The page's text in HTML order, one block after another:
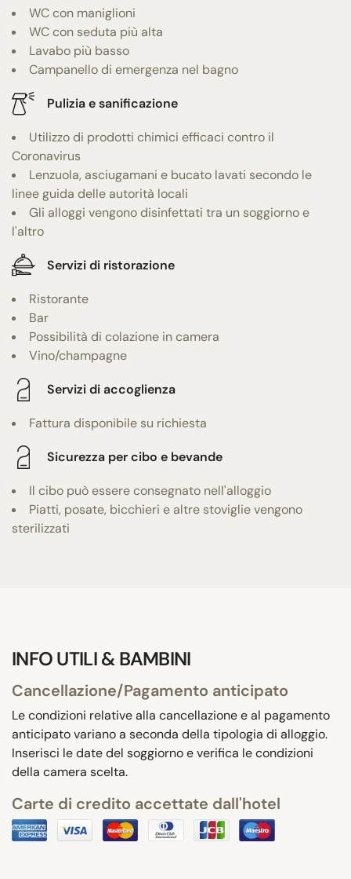
WC con maniglioni
WC con seduta più alta
Lavabo più basso
Campanello di emergenza nel bagno
Pulizia e sanificazione
Utilizzo di prodotti chimici efficaci contro il
Coronavirus
Lenzuola, asciugamani e bucato lavati secondo le
linee guida delle autorità locali
Gli alloggi vengono disinfettati tra un soggiorno e
l'altro
Servizi di ristorazione
Ristorante
Bar
Possibilità di colazione in camera
Vino/champagne
Servizi di accoglienza
Fattura disponibile su richiesta
Sicurezza per cibo e bevande
Il cibo può essere consegnato nell'alloggio
Piatti, posate, bicchieri e altre stoviglie vengono
sterilizzati
INFO UTILI & BAMBINI
Cancellazione/Pagamento anticipato
Le condizioni relative alla cancellazione e al pagamento
anticipato variano a seconda della tipologia di alloggio.
Inserisci le date del soggiorno e verifica le condizioni
della camera scelta.
Carte di credito accettate dall'hotel